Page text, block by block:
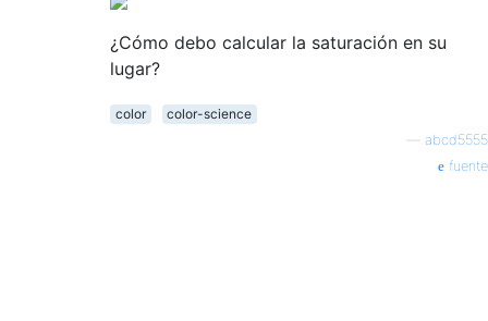
¿Cómo debo calcular la saturación en su
lugar?
color
color-science
abcd5555
fuente